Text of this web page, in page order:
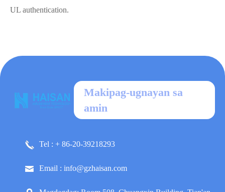
UL authentication.
Makipag-ugnayan sa
amin
Tel : + 86-20-39218293
Email : info@gzhaisan.com